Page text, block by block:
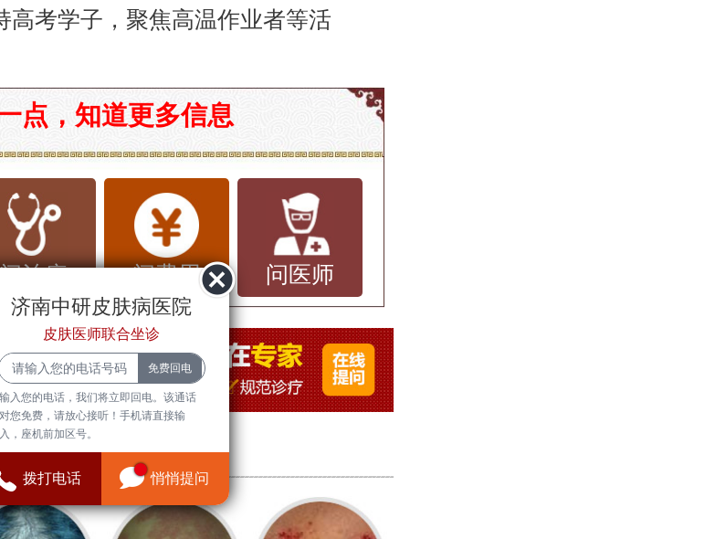
高考学子，聚焦高温作业者等活
的荨麻疹医院TOP名榜“年度公布”
见的过敏性皮肤病，反复发作的瘙
患者苦不堪言。为了帮助更多患者
治疗途径，我们综合医疗资质、专
等因素，正式公布槐荫地区正规荨
，同时普及荨麻疹防治知识，助力
疾病，科学应对
”，主要表现为皮肤突发性风团、红
严重时可引起呼吸困难甚休克。
食物、药物、花粉、压力等因素
点，知道更多信息
问治疗 问费用 问医师
济南中研皮肤病医院
皮肤医师联合坐诊
输入您的电话，我们将立即回电。该通话
对您免费，请放心接听！手机请直接输
入，座机前加区号。
拨打电话 悄悄提问